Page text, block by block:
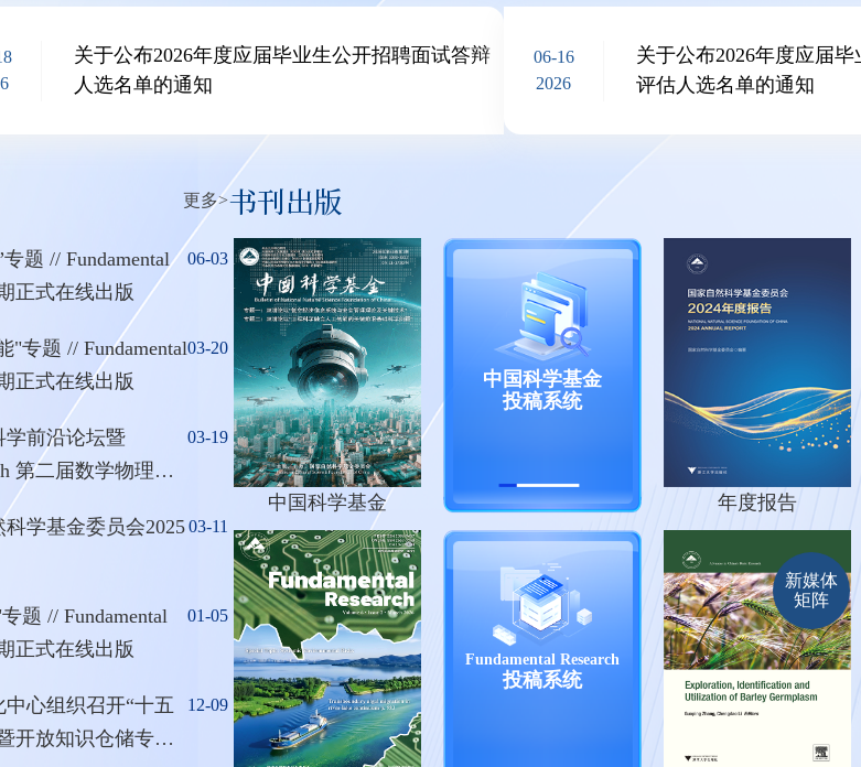
关于公布2026年度应届毕业生公开招聘面试答辩
人选名单的通知
06-16
2026
关于公布2026年度应届
评估人选名单的通知
更多>
题 // Fundamental
正式在线出版
06-03
"专题 // Fundamental
正式在线出版
03-20
学前沿论坛暨
第二届数学物理科
03-19
学基金委员会202503-11
题 // Fundamental
正式在线出版
01-05
心组织召开“十五
开放知识仓储专题
12-09
书刊出版
中国科学基金
中国科学基金
投稿系统
年度报告
Fundamental Research
投稿系统
新媒体
矩阵